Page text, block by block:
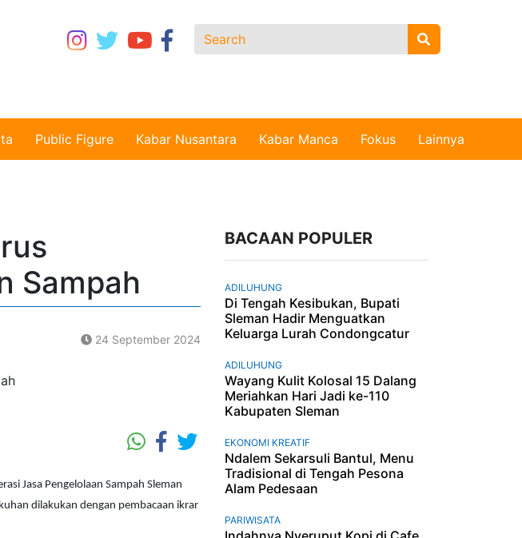
Public Figure Kabar Nusantara Kabar Manca Fokus Lainnya
Sampah
24 September 2024
Jasa Pengelolaan Sampah Sleman
dilakukan dengan pembacaan ikrar
BACAAN POPULER
ADILUHUNG
Di Tengah Kesibukan, Bupati
Sleman Hadir Menguatkan
Keluarga Lurah Condongcatur
ADILUHUNG
Wayang Kulit Kolosal 15 Dalang
Meriahkan Hari Jadi ke-110
Kabupaten Sleman
EKONOMI KREATIF
Ndalem Sekarsuli Bantul, Menu
Tradisional di Tengah Pesona
Alam Pedesaan
PARIWISATA